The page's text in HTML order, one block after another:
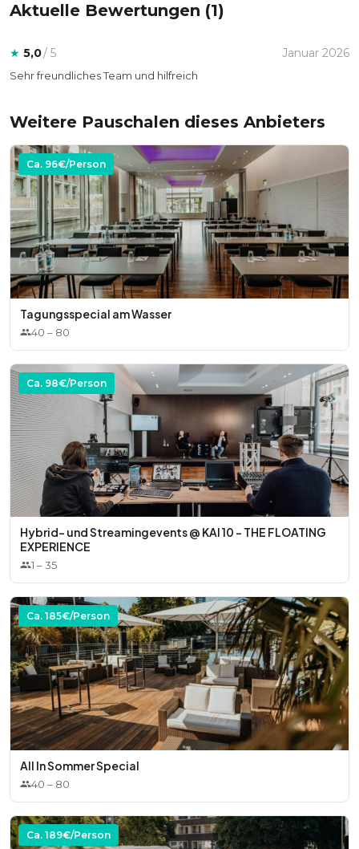
Aktuelle Bewertungen (1)
★ 5,0/ 5 Januar 2026
Sehr freundliches Team und hilfreich
Weitere Pauschalen dieses Anbieters
Ca. 96€/Person
Tagungsspecial am Wasser
40 – 80
Ca. 98€/Person
Hybrid- und Streamingevents @ KAI 10 – THE FLOATING
EXPERIENCE
1 –35
Ca. 185€/Person
All In Sommer Special
40 – 80
Ca. 189€/Person